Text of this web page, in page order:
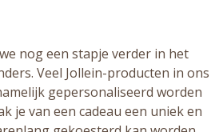
nog een stapje verder in het
Veel Jollein-producten in ons
gepersonaliseerd worden
je van een cadeau een uniek en